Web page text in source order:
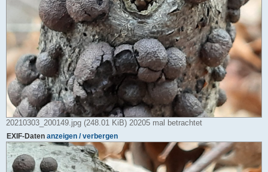
20210303_200149.jpg (248.01 KiB) 20205 mal betrachtet
EXIF-Daten anzeigen / verbergen